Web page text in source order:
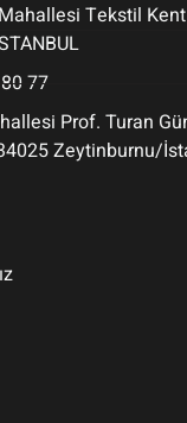
Tekstil
77
Prof. Turan
Zeytinburnu/